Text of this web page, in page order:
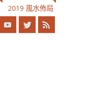
2019 風水佈局